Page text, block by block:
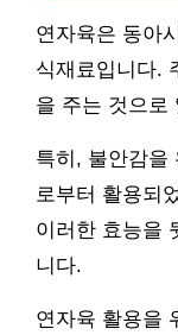
연자육은 동아
식재료입니다.
을 주는 것으로
특히, 불안감을
로부터 활용되
이러한 효능을
니다.
연자육 활용을